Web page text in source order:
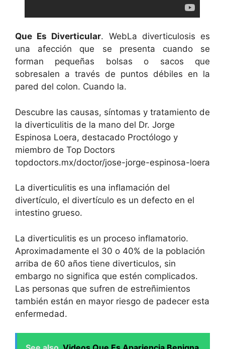
Que Es Diverticular. WebLa diverticulosis es
una afección que se presenta cuando se
forman pequeñas bolsas o sacos que
sobresalen a través de puntos débiles en la
pared del colon. Cuando la.
Descubre las causas, síntomas y tratamiento de
la diverticulitis de la mano del Dr. Jorge
Espinosa Loera, destacado Proctólogo y
miembro de Top Doctors
topdoctors.mx/doctor/jose-jorge-espinosa-loera
La diverticulitis es una inflamación del
divertículo, el divertículo es un defecto en el
intestino grueso.
La diverticulitis es un proceso inflamatorio.
Aproximadamente el 30 o 40% de la población
arriba de 60 años tiene diverticulos, sin
embargo no significa que estén complicados.
Las personas que sufren de estreñimientos
también están en mayor riesgo de padecer esta
enfermedad.